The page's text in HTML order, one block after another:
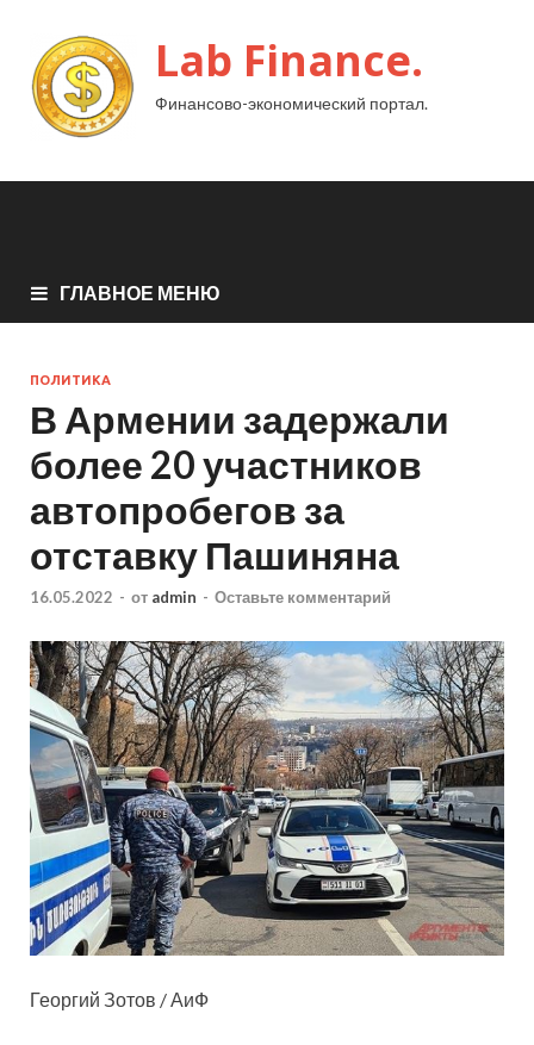
Lab Finance.
Финансово-экономический портал.
ГЛАВНОЕ МЕНЮ
ПОЛИТИКА
В Армении задержали
более 20 участников
автопробегов за
отставку Пашиняна
16.05.2022 - от admin - Оставьте комментарий
Георгий Зотов / АиФ